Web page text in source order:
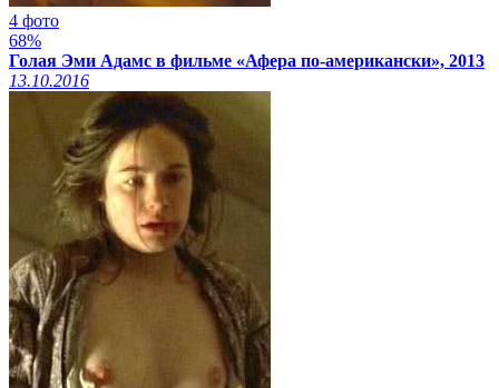
4 фото
68%
Голая Эми Адамс в фильме «Афера по-американски», 2013
13.10.2016